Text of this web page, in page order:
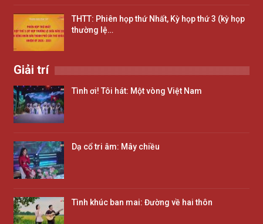
THTT: Phiên họp thứ Nhất, Kỳ họp thứ 3 (kỳ họp
thường lệ…
Giải trí
Tình ơi! Tôi hát: Một vòng Việt Nam
Dạ cổ tri âm: Mây chiều
Tình khúc ban mai: Đường về hai thôn